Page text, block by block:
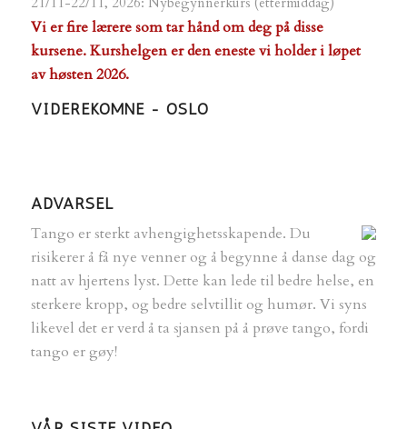
Vi er fire lærere som tar hånd om deg på disse
kursene. Kurshelgen er den eneste vi holder i løpet
av høsten 2026.
VIDEREKOMNE - OSLO
ADVARSEL
Tango er sterkt avhengighetsskapende. Du
risikerer å få nye venner og å begynne å danse dag og
natt av hjertens lyst. Dette kan lede til bedre helse, en
sterkere kropp, og bedre selvtillit og humør. Vi syns
likevel det er verd å ta sjansen på å prøve tango, fordi
tango er gøy!